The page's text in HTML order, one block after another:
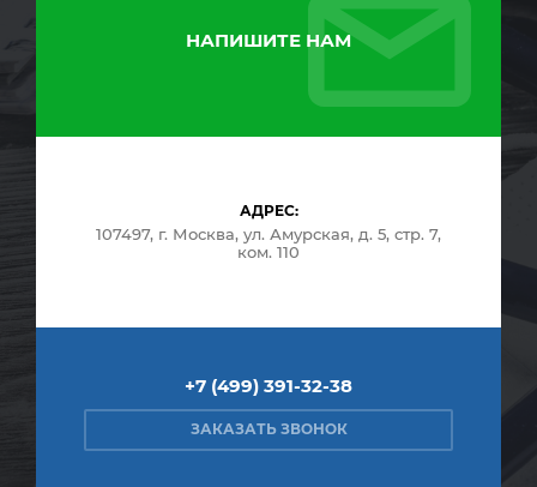
НАПИШИТЕ НАМ
АДРЕС:
107497, г. Москва, ул. Амурская, д. 5, стр. 7,
ком. 110
+7 (499) 391-32-38
ЗАКАЗАТЬ ЗВОНОК